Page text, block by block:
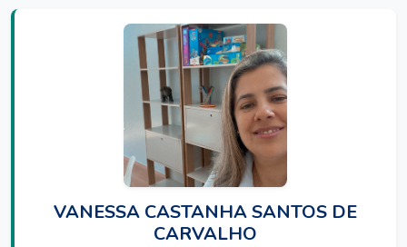
VANESSA CASTANHA SANTOS DE
CARVALHO